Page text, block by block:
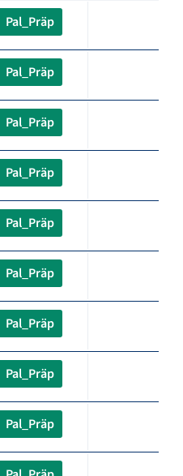
Pal_Präp
Pal_Präp
Pal_Präp
Pal_Präp
Pal_Präp
Pal_Präp
Pal_Präp
Pal_Präp
Pal_Präp